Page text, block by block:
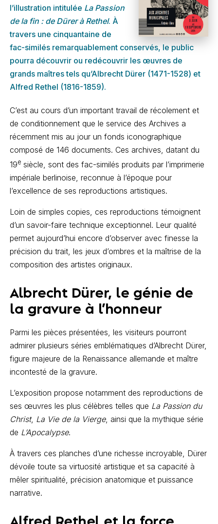
l’illustration intitulée La Passion
de la fin : de Dürer à Rethel. À
travers une cinquantaine de
fac-similés remarquablement conservés, le public
pourra découvrir ou redécouvrir les œuvres de
grands maîtres tels qu’Albrecht Dürer (1471-1528) et
Alfred Rethel (1816-1859).
C’est au cours d’un important travail de récolement et
de conditionnement que le service des Archives a
récemment mis au jour un fonds iconographique
composé de 146 documents. Ces archives, datant du
19e siècle, sont des fac-similés produits par l’imprimerie
impériale berlinoise, reconnue à l’époque pour
l’excellence de ses reproductions artistiques.
Loin de simples copies, ces reproductions témoignent
d’un savoir-faire technique exceptionnel. Leur qualité
permet aujourd’hui encore d’observer avec finesse la
précision du trait, les jeux d’ombres et la maîtrise de la
composition des artistes originaux.
Albrecht Dürer, le génie de
la gravure à l’honneur
Parmi les pièces présentées, les visiteurs pourront
admirer plusieurs séries emblématiques d’Albrecht Dürer,
figure majeure de la Renaissance allemande et maître
incontesté de la gravure.
L’exposition propose notamment des reproductions de
ses œuvres les plus célèbres telles que La Passion du
Christ, La Vie de la Vierge, ainsi que la mythique série
de L’Apocalypse.
À travers ces planches d’une richesse incroyable, Dürer
dévoile toute sa virtuosité artistique et sa capacité à
mêler spiritualité, précision anatomique et puissance
narrative.